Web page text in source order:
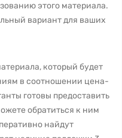
этого материала.
вариант для ваших
который будет
в соотношении цена-
готовы предоставить
обратиться к ним
найдут